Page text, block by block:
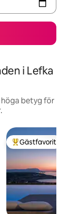
i Lefka
höga betyg för
Populär
Gästfavorit